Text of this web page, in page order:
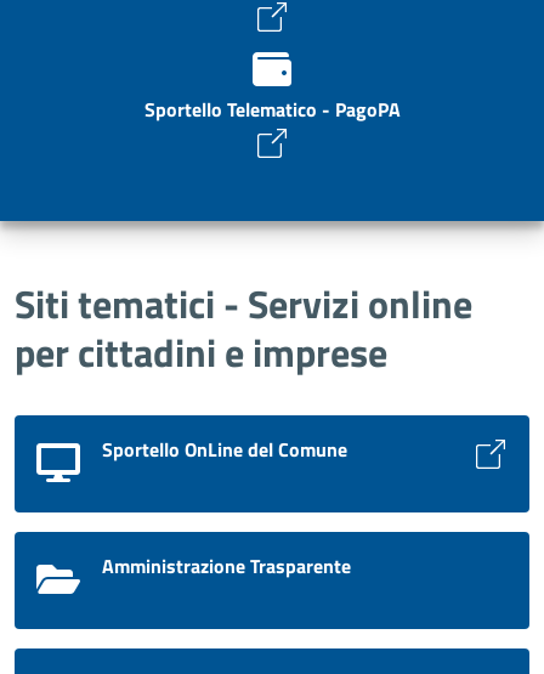
Sportello Telematico - PagoPA
Siti tematici - Servizi online
per cittadini e imprese
Sportello OnLine del Comune
Amministrazione Trasparente